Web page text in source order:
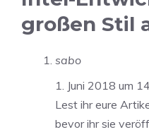
großen Stil
sabo
1. Juni 2018 um
Lest ihr eure
bevor ihr sie